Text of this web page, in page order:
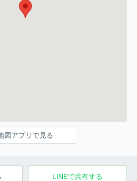
図アプリで見る
LINEで共有する